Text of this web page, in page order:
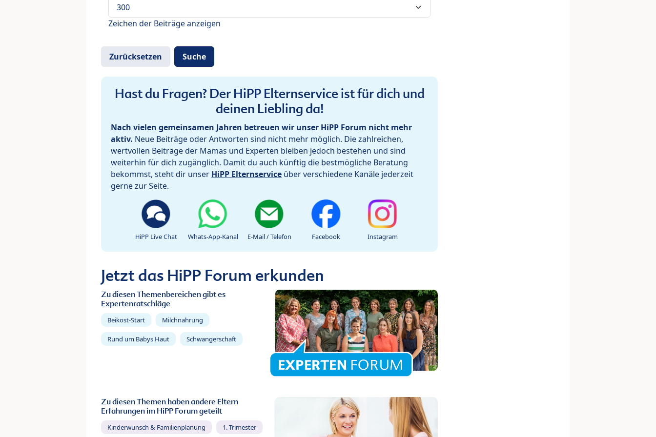
Zeichen der Beiträge anzeigen
Hast du Fragen? Der HiPP Elternservice ist für dich und
deinen Liebling da!
Nach vielen gemeinsamen Jahren betreuen wir unser HiPP Forum nicht mehr
aktiv. Neue Beiträge oder Antworten sind nicht mehr möglich. Die zahlreichen,
wertvollen Beiträge der Mamas und Experten bleiben jedoch bestehen und sind
weiterhin für dich zugänglich. Damit du auch künftig die bestmögliche Beratung
bekommst, steht dir unser HiPP Elternservice über verschiedene Kanäle jederzeit
gerne zur Seite.
HiPP Live Chat Whats-App-Kanal E-Mail / Telefon Facebook Instagram
Jetzt das HiPP Forum erkunden
Zu diesen Themenbereichen gibt es
Expertenratschläge
Beikost-Start Milchnahrung
Rund um Babys Haut Schwangerschaft
Zu diesen Themen haben andere Eltern
Erfahrungen im HiPP Forum geteilt
Kinderwunsch & Familienplanung 1. Trimester